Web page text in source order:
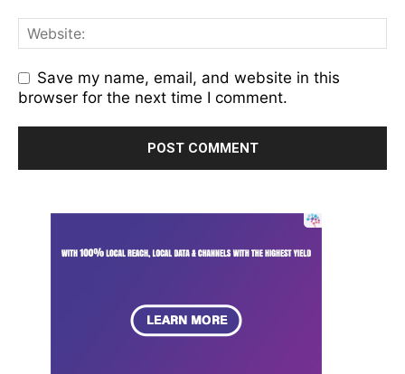
Save my name, email, and website in this
browser for the next time I comment.